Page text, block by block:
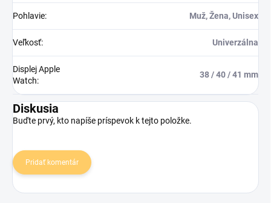
Pohlavie: Muž, Žena, Unisex
Veľkosť: Univerzálna
Displej Apple
Watch:
38 / 40 / 41 mm
Diskusia
Buďte prvý, kto napíše príspevok k tejto položke.
Pridať komentár